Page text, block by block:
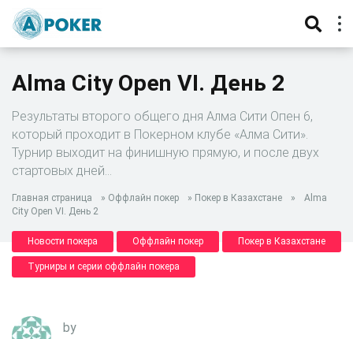
Alma City Open VI. День 2
Результаты второго общего дня Алма Сити Опен 6,
который проходит в Покерном клубе «Алма Сити».
Турнир выходит на финишную прямую, и после двух
стартовых дней…
Главная страница » Оффлайн покер » Покер в Казахстане »
Alma
City Open VI. День 2
Новости покера Оффлайн покер Покер в Казахстане
Турниры и серии оффлайн покера
by